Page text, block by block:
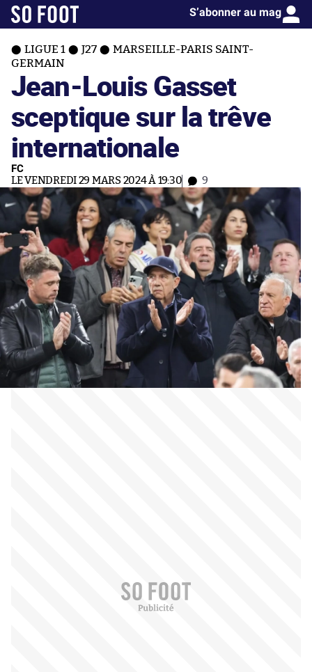
S’abonner au mag
LIGUE 1 J27
MARSEILLE-PARIS SAINT-
GERMAIN
Jean-Louis Gasset
sceptique sur la trêve
internationale
FC
LE VENDREDI 29 MARS 2024 À 19:30 9